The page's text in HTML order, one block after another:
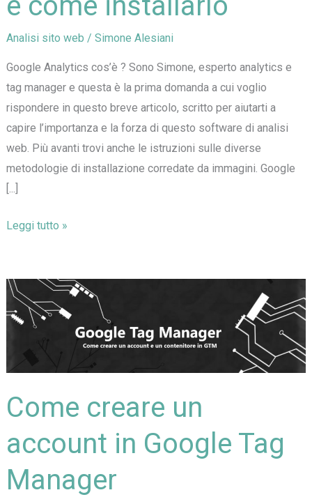
Analisi sito web / Simone Alesiani
Google Analytics cos’è ? Sono Simone, esperto analytics e
tag manager e questa è la prima domanda a cui voglio
rispondere in questo breve articolo, scritto per aiutarti a
capire l’importanza e la forza di questo software di analisi
web. Più avanti trovi anche le istruzioni sulle diverse
metodologie di installazione corredate da immagini. Google
Google
e
come
installarlo
Leggi tutto »
Come creare un
account in Google Tag
Manager